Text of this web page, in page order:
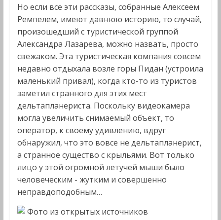
Но если все эти рассказы, собранные Алексеем
Ремпелем, имеют давнюю историю, то случай,
произошедший с туристической группой
Александра Лазарева, можно назвать, просто
свежаком. Эта туристическая компания совсем
недавно отдыхала возле горы Пидан (устроила
маленький привал), когда кто-то из туристов
заметил странного для этих мест
дельтапланериста. Поскольку видеокамера
могла увеличить снимаемый объект, то
оператор, к своему удивлению, вдруг
обнаружил, что это вовсе не дельтапланерист,
а странное существо с крыльями. Вот только
лицо у этой огромной летучей мыши было
человеческим - жутким и совершенно
неправдоподобным…
Фото из открытых источников